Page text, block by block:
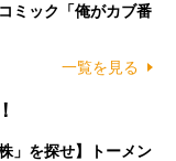
ミック「俺がカブ番
一覧を見る
」を探せ】トーメン